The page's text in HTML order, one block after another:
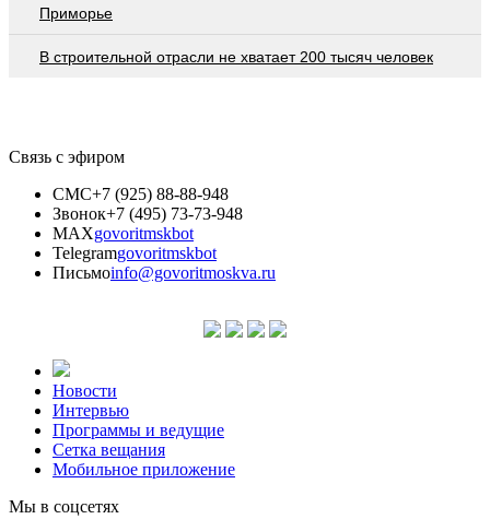
Приморье
В строительной отрасли не хватает 200 тысяч человек
Связь с эфиром
СМС+7 (925) 88-88-948
Звонок+7 (495) 73-73-948
MAXgovoritmskbot
Telegramgovoritmskbot
Письмоinfo@govoritmoskva.ru
Новости
Интервью
Программы и ведущие
Сетка вещания
Мобильное приложение
Мы в соцсетях